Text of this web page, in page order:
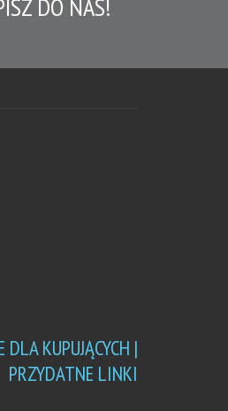
DO NAS!
DLA KUPUJĄCYCH |
PRZYDATNE LINKI